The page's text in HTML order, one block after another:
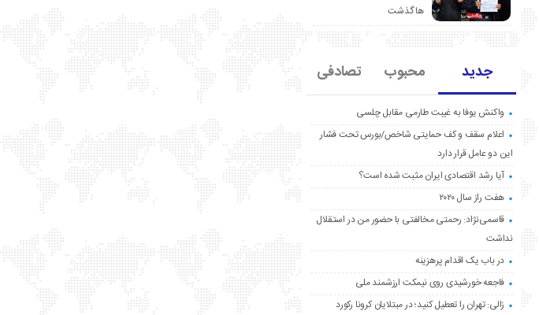
ها گذشت
جدید محبوب تصادفی
واکنش یوفا به غیبت طارمی مقابل چلسی
اعلام سقف و کف حمایتی شاخص/بورس تحت فشار
این دو عامل قرار دارد
آیا رشد اقتصادی ایران مثبت شده است؟
هفت راز سال ۲۰۲۰
قاسمی‌نژاد: رحمتی مخالفتی با حضور من در استقلال
نداشت
در باب یک اقدام پرهزینه
فاجعه خورشیدی روی نیمکت ارزشمند ملی
زالی: تهران را تعطیل کنید؛ در مبتلایان کرونا رکورد